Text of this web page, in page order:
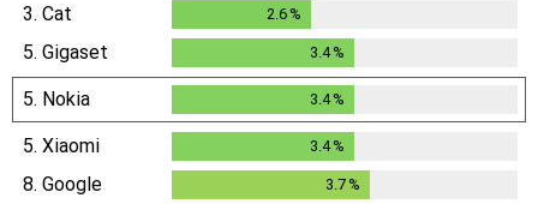
3. Cat 2.6%
5. Gigaset 3.4%
5. Nokia 3.4%
5. Xiaomi 3.4%
8. Google 3.7%